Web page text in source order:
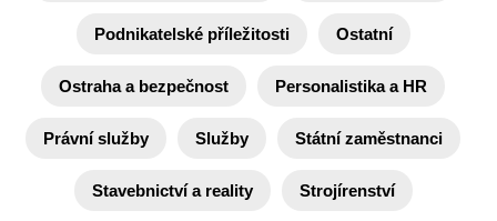
Podnikatelské příležitosti Ostatní
Ostraha a bezpečnost Personalistika a HR
Právní služby Služby Státní zaměstnanci
Stavebnictví a reality Strojírenství